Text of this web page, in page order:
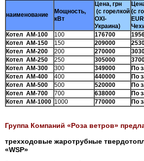
наименование
Мощность,
кВт
Цена, грн
(с горелкой
OXI-
Украина)
(с
Котел АМ-100
100 176700
Котел АМ-150
150 209000
Котел АМ-200
200 270000
Котел АМ-250
250 305000
Котел АМ-300
300 349000 По
Котел АМ-400
400 440000 По
Котел АМ-500
500 520000 По
Котел АМ-700
700 638000 По
Котел АМ-1000 1000 770000 По
Группа Компаний «Роза ветров»
трехходовые жаротрубные
«WSP»